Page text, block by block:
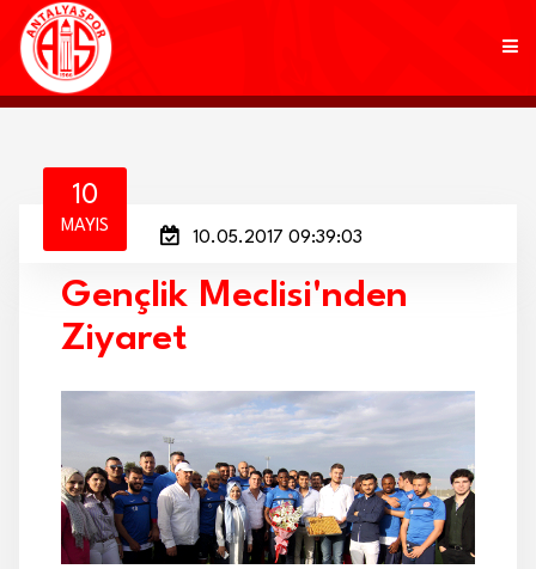
KULÜP
AKADEMİ
MARKALAR
BRANŞLAR
HABERLER
10
MAYIS
10.05.2017 09:39:03
Gençlik Meclisi'nden
Ziyaret